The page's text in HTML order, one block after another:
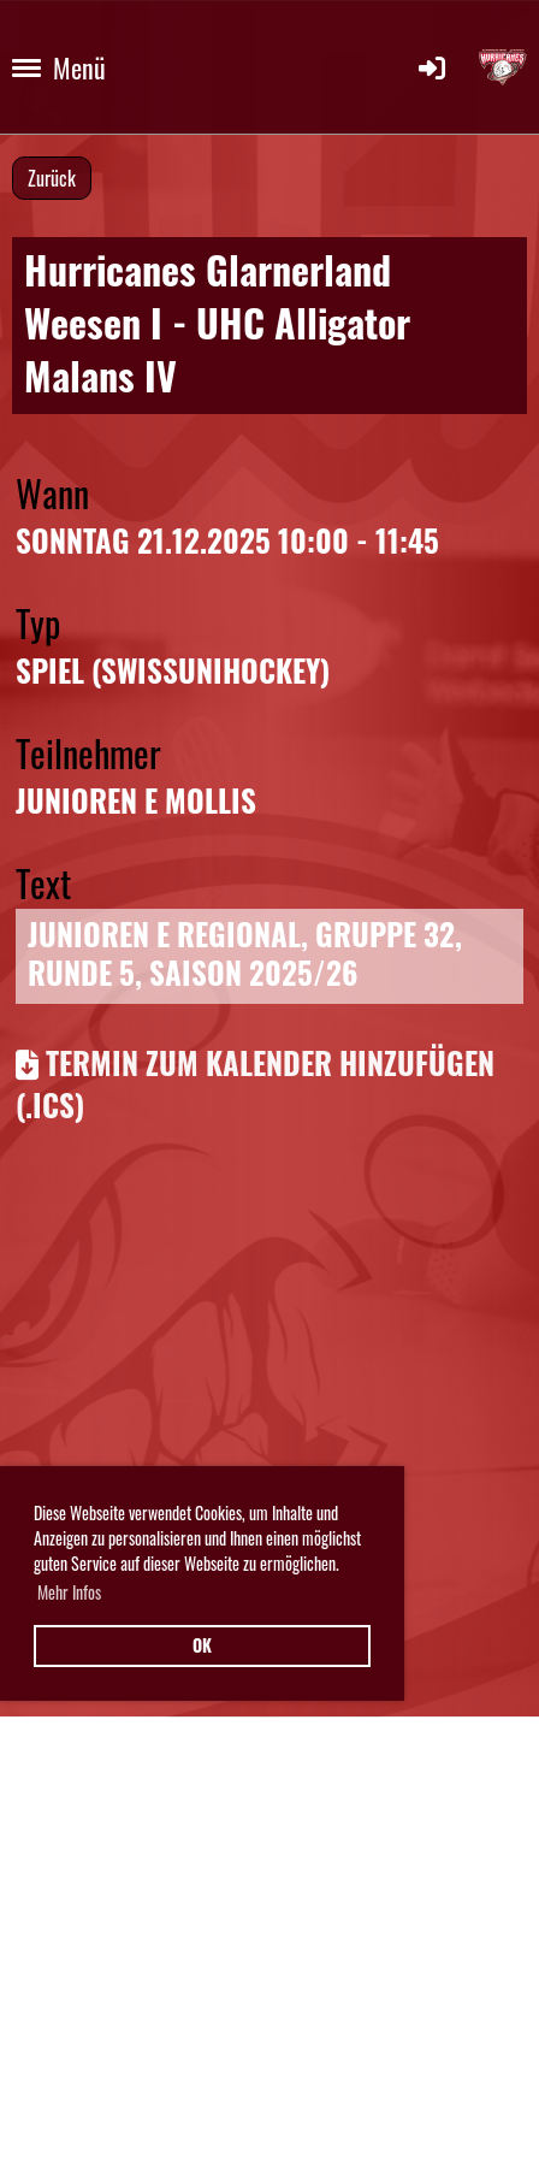
Diese Webseite verwendet Cookies, um Inhalte und
Anzeigen zu personalisieren und Ihnen einen möglichst
guten Service auf dieser Webseite zu ermöglichen.
Mehr Infos
OK
Menü
Zurück
Hurricanes Glarnerland
Weesen I - UHC Alligator
Malans IV
Wann
SONNTAG 21.12.2025 10:00 - 11:45
Typ
SPIEL (SWISSUNIHOCKEY)
Teilnehmer
JUNIOREN E MOLLIS
Text
JUNIOREN E REGIONAL, GRUPPE 32,
RUNDE 5, SAISON 2025/26
TERMIN ZUM KALENDER HINZUFÜGEN
(.ICS)